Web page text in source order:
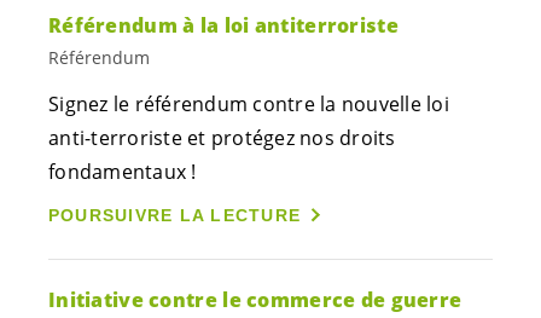
Référendum à la loi antiterroriste
Référendum
Signez le référendum contre la nouvelle loi
anti-terroriste et protégez nos droits
fondamentaux !
POURSUIVRE LA LECTURE
Initiative contre le commerce de guerre